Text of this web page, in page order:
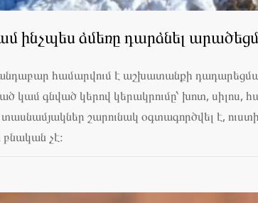
ինչպես ձմեռը դարձնել
համարվում է աշխատանքի
կամ գնված կերով կերակրումը՝ խոտ,
շարունակ օգտագործվել է,
չէ։